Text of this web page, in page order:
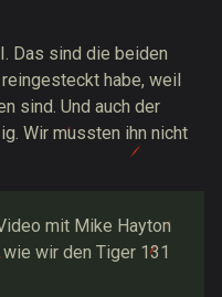
Das sind die beiden
habe, weil
sind. Und auch der
Wir mussten ihn nicht
mit Mike Hayton
wie wir den Tiger 131